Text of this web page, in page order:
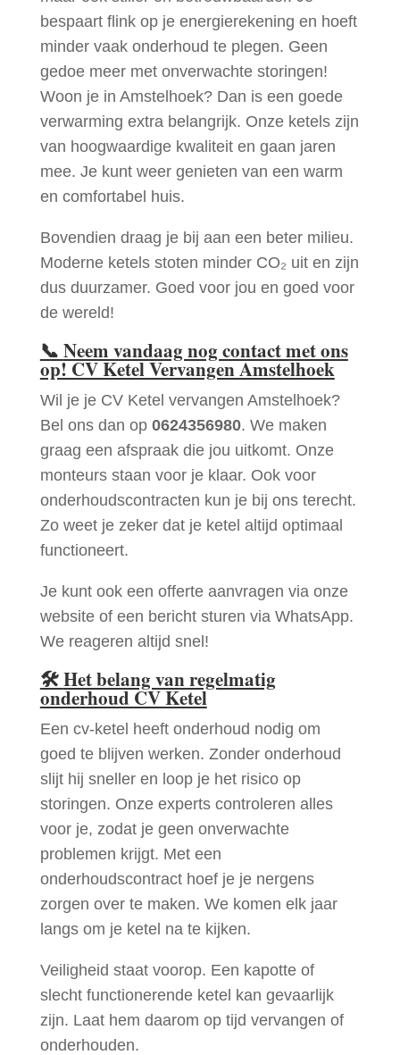
bespaart flink op je energierekening en hoeft
minder vaak onderhoud te plegen. Geen
gedoe meer met onverwachte storingen!
Woon je in Amstelhoek? Dan is een goede
verwarming extra belangrijk. Onze ketels zijn
van hoogwaardige kwaliteit en gaan jaren
mee. Je kunt weer genieten van een warm
en comfortabel huis.
Bovendien draag je bij aan een beter milieu.
Moderne ketels stoten minder CO₂ uit en zijn
dus duurzamer. Goed voor jou en goed voor
de wereld!
📞 Neem vandaag nog contact met ons
op! CV Ketel Vervangen Amstelhoek
Wil je je CV Ketel vervangen Amstelhoek?
Bel ons dan op 0624356980. We maken
graag een afspraak die jou uitkomt. Onze
monteurs staan voor je klaar. Ook voor
onderhoudscontracten kun je bij ons terecht.
Zo weet je zeker dat je ketel altijd optimaal
functioneert.
Je kunt ook een offerte aanvragen via onze
website of een bericht sturen via WhatsApp.
We reageren altijd snel!
🛠Het belang van regelmatig
onderhoud CV Ketel
Een cv-ketel heeft onderhoud nodig om
goed te blijven werken. Zonder onderhoud
slijt hij sneller en loop je het risico op
storingen. Onze experts controleren alles
voor je, zodat je geen onverwachte
problemen krijgt. Met een
onderhoudscontract hoef je je nergens
zorgen over te maken. We komen elk jaar
langs om je ketel na te kijken.
Veiligheid staat voorop. Een kapotte of
slecht functionerende ketel kan gevaarlijk
zijn. Laat hem daarom op tijd vervangen of
onderhouden.